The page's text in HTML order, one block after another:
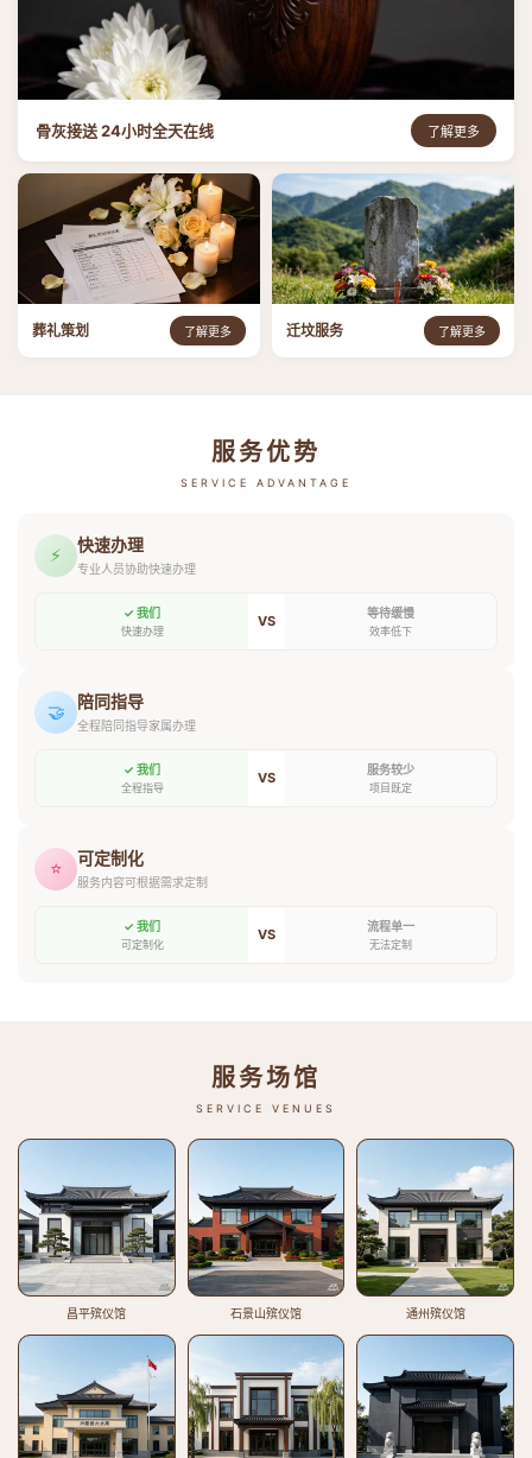
骨灰接送 24小时全天在线 了解更多
葬礼策划 了解更多 迁坟服务 了解更多
服务优势
SERVICE ADVANTAGE
⚡ 快速办理
专业人员协助快速办理
✓ 我们
快速办理
VS 等待缓慢
效率低下
🤝 陪同指导
全程陪同指导家属办理
✓ 我们
全程指导
VS 服务较少
项目既定
⭐ 可定制化
服务内容可根据需求定制
✓ 我们
可定制化
VS 流程单一
无法定制
服务场馆
SERVICE VENUES
昌平殡仪馆 石景山殡仪馆 通州殡仪馆